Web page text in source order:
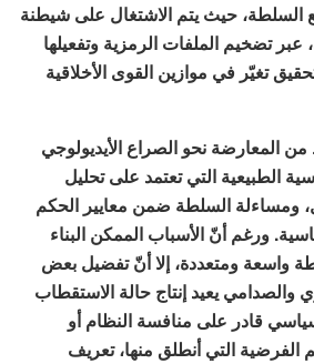
حيث يتم الاشتغال على شيطنة
تضخيم الملفات الرمزية وتفعيلها
تغيّر في موازين القوى الأخلاقية
من المعارضة نحو الصراع الأيديولوجي
الطبيعية التي تعتمد على تحليل
ومساءلة السلطة ضمن معايير الحكم
ورغم أنّ الأسباب الممكن البناء
واسعة ومتعددة، إلا أنّ تفضيل بعض
والصدامي يعيد إنتاج حالة الاستقطاب
قادر على منافسة النظام أو
الفرضية التي أنطلق منها، تعريف